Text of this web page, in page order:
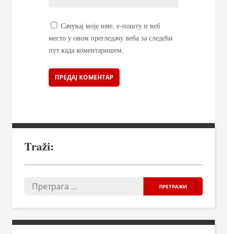
Сачувај моје име, е-пошту и веб
место у овом прегледачу веба за следећи
пут када коментаришем.
Traži: